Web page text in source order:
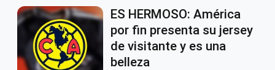
ES HERMOSO: América
por fin presenta su jersey
de visitante y es una
belleza